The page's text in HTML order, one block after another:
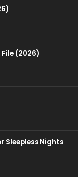
File (2026)
Sleepless Nights